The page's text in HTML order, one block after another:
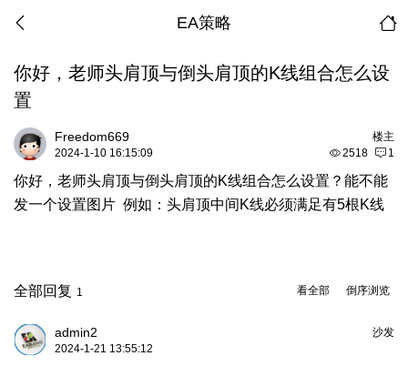
EA策略
你好，老师头肩顶与倒头肩顶的K线组合怎么设
置
楼主
Freedom669
2518 1
2024-1-10 16:15:09
你好，老师头肩顶与倒头肩顶的K线组合怎么设置？能不能
发一个设置图片 例如：头肩顶中间K线必须满足有5根K线
倒序浏览
看全部
全部回复 1
沙发
admin2
2024-1-21 13:55:12